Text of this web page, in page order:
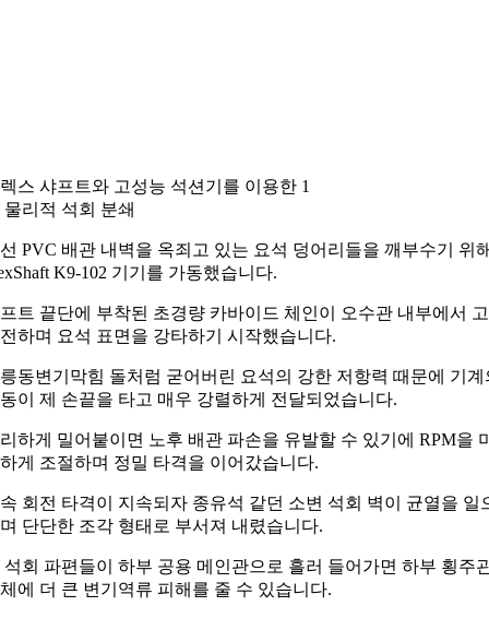
스 샤프트와 고성능 석션기를 이용한 1
물리적 석회 분쇄
PVC 배관 내벽을 옥죄고 있는 요석 덩어리들을 깨부수기 위
K9-102 기기를 가동했습니다.
트 끝단에 부착된 초경량 카바이드 체인이 오수관 내부에서
하며 요석 표면을 강타하기 시작했습니다.
동변기막힘 돌처럼 굳어버린 요석의 강한 저항력 때문에 기계
이 제 손끝을 타고 매우 강렬하게 전달되었습니다.
하게 밀어붙이면 노후 배관 파손을 유발할 수 있기에 RPM을
게 조절하며 정밀 타격을 이어갔습니다.
회전 타격이 지속되자 종유석 같던 소변 석회 벽이 균열을 일
단단한 조각 형태로 부서져 내렸습니다.
석회 파편들이 하부 공용 메인관으로 흘러 들어가면 하부 횡주
에 더 큰 변기역류 피해를 줄 수 있습니다.